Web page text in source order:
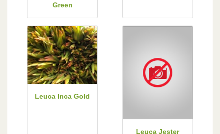
Green
Leuca Inca Gold
Leuca Jester